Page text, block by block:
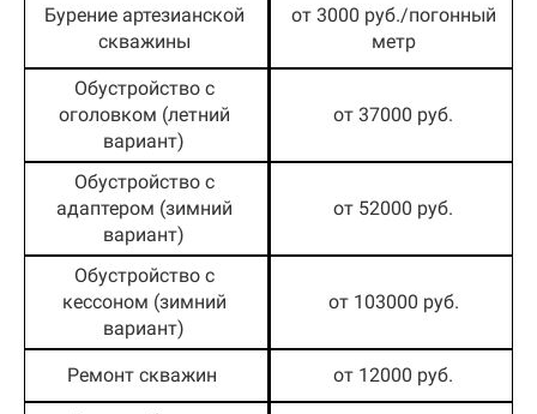
Бурение артезианской
скважины
от 3000 руб./погонный
метр
Обустройство с
оголовком (летний
вариант)
от 37000 руб.
Обустройство с
адаптером (зимний
вариант)
от 52000 руб.
Обустройство с
кессоном (зимний
вариант)
от 103000 руб.
Ремонт скважин от 12000 руб.